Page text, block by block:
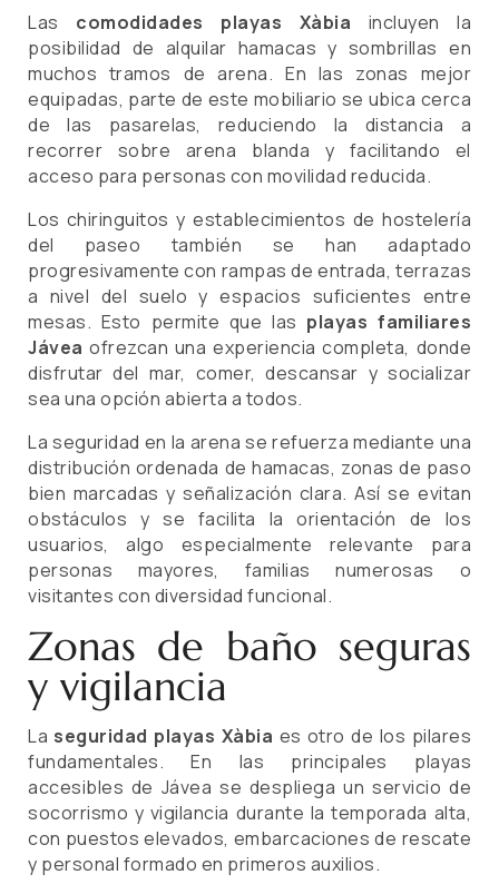
Las comodidades playas Xàbia incluyen la
posibilidad de alquilar hamacas y sombrillas en
muchos tramos de arena. En las zonas mejor
equipadas, parte de este mobiliario se ubica cerca
de las pasarelas, reduciendo la distancia a
recorrer sobre arena blanda y facilitando el
acceso para personas con movilidad reducida.
Los chiringuitos y establecimientos de hostelería
del paseo también se han adaptado
progresivamente con rampas de entrada, terrazas
a nivel del suelo y espacios suficientes entre
mesas. Esto permite que las playas familiares
Jávea ofrezcan una experiencia completa, donde
disfrutar del mar, comer, descansar y socializar
sea una opción abierta a todos.
La seguridad en la arena se refuerza mediante una
distribución ordenada de hamacas, zonas de paso
bien marcadas y señalización clara. Así se evitan
obstáculos y se facilita la orientación de los
usuarios, algo especialmente relevante para
personas mayores, familias numerosas o
visitantes con diversidad funcional.
Zonas de baño seguras
y vigilancia
La seguridad playas Xàbia es otro de los pilares
fundamentales. En las principales playas
accesibles de Jávea se despliega un servicio de
socorrismo y vigilancia durante la temporada alta,
con puestos elevados, embarcaciones de rescate
y personal formado en primeros auxilios.